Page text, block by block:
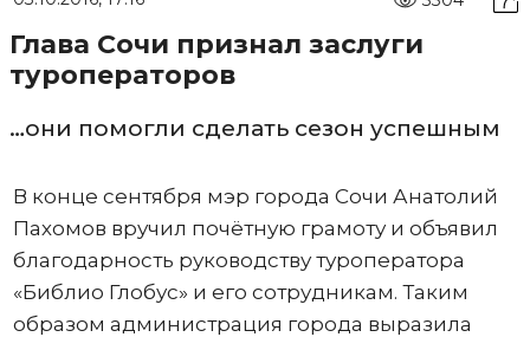
Глава Сочи признал заслуги
туроператоров
…они помогли сделать сезон успешным
В конце сентября мэр города Сочи Анатолий
Пахомов вручил почётную грамоту и объявил
благодарность руководству туроператора
«Библио Глобус» и его сотрудникам. Таким
образом администрация города выразила